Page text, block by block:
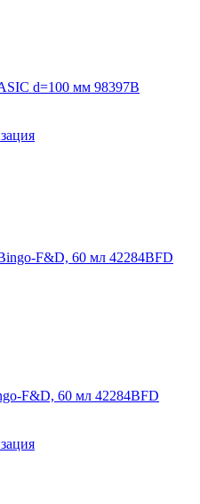
d=100 мм 98397B
F&D, 60 мл 42284BFD